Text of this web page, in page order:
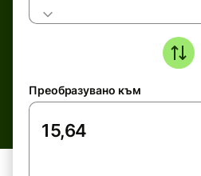
Преобразувано към